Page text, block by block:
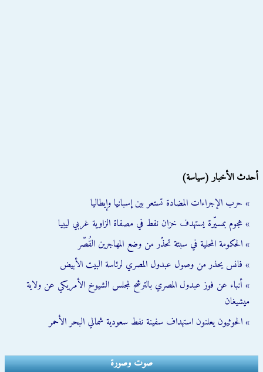
أحدث الأخبار (سياسة)
» حرب الإجراءات المضادة تستعر بين إسبانيا وإيطاليا
» هجوم بمسيّرة يستهدف خزان نفط في مصفاة الزاوية غربي ليبيا
» الحكومة المحلية في سبتة تحذّر من وضع المهاجرين القُصّر
» فانس يحذر من وصول عبدول المصري لرئاسة البيت الأبيض
» أنباء عن فوز عبدول المصري بالترشح لمجلس الشيوخ الأمريكي عن ولاية
ميشيغان
» الحوثيون يعلنون استهداف سفينة نفط سعودية شمالي البحر الأحمر
صوت وصورة